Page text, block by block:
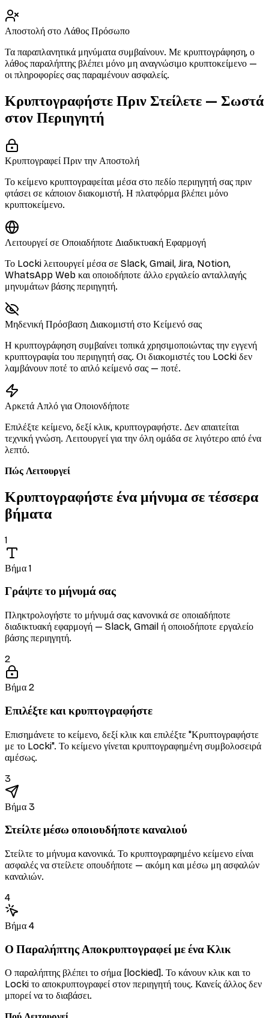
Αποστολή στο Λάθος Πρόσωπο
Τα παραπλανητικά μηνύματα συμβαίνουν. Με κρυπτογράφηση, ο
λάθος παραλήπτης βλέπει μόνο μη αναγνώσιμο κρυπτοκείμενο —
οι πληροφορίες σας παραμένουν ασφαλείς.
Κρυπτογραφήστε Πριν Στείλετε — Σωστά
στον Περιηγητή
Κρυπτογραφεί Πριν την Αποστολή
Το κείμενο κρυπτογραφείται μέσα στο πεδίο περιηγητή σας πριν
φτάσει σε κάποιον διακομιστή. Η πλατφόρμα βλέπει μόνο
κρυπτοκείμενο.
Λειτουργεί σε Οποιαδήποτε Διαδικτυακή Εφαρμογή
Το Locki λειτουργεί μέσα σε Slack, Gmail, Jira, Notion,
WhatsApp Web και οποιοδήποτε άλλο εργαλείο ανταλλαγής
μηνυμάτων βάσης περιηγητή.
Μηδενική Πρόσβαση Διακομιστή στο Κείμενό σας
Η κρυπτογράφηση συμβαίνει τοπικά χρησιμοποιώντας την εγγενή
κρυπτογραφία του περιηγητή σας. Οι διακομιστές του Locki δεν
λαμβάνουν ποτέ το απλό κείμενό σας — ποτέ.
Αρκετά Απλό για Οποιονδήποτε
Επιλέξτε κείμενο, δεξί κλικ, κρυπτογραφήστε. Δεν απαιτείται
τεχνική γνώση. Λειτουργεί για την όλη ομάδα σε λιγότερο από ένα
λεπτό.
Πώς Λειτουργεί
Κρυπτογραφήστε ένα μήνυμα σε τέσσερα
βήματα
1
Βήμα 1
Γράψτε το μήνυμά σας
Πληκτρολογήστε το μήνυμά σας κανονικά σε οποιαδήποτε
διαδικτυακή εφαρμογή — Slack, Gmail ή οποιοδήποτε εργαλείο
βάσης περιηγητή.
2
Βήμα 2
Επιλέξτε και κρυπτογραφήστε
Επισημάνετε το κείμενο, δεξί κλικ και επιλέξτε "Κρυπτογραφήστε
με το Locki". Το κείμενο γίνεται κρυπτογραφημένη συμβολοσειρά
αμέσως.
3
Βήμα 3
Στείλτε μέσω οποιουδήποτε καναλιού
Στείλτε το μήνυμα κανονικά. Το κρυπτογραφημένο κείμενο είναι
ασφαλές να στείλετε οπουδήποτε — ακόμη και μέσω μη ασφαλών
καναλιών.
4
Βήμα 4
Ο Παραλήπτης Αποκρυπτογραφεί με ένα Κλικ
Ο παραλήπτης βλέπει το σήμα [lockied]. Το κάνουν κλικ και το
Locki το αποκρυπτογραφεί στον περιηγητή τους. Κανείς άλλος δεν
μπορεί να το διαβάσει.